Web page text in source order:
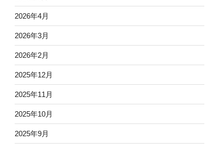
2026年4月
2026年3月
2026年2月
2025年12月
2025年11月
2025年10月
2025年9月